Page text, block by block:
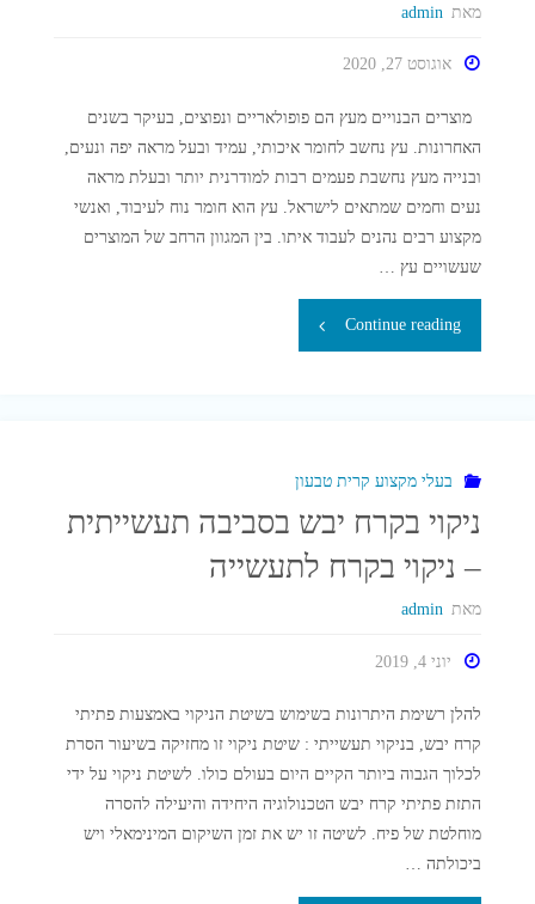
מאת admin
אוגוסט 27, 2020
מוצרים הבנויים מעץ הם פופולאריים ונפוצים, בעיקר בשנים
האחרונות. עץ נחשב לחומר איכותי, עמיד ובעל מראה יפה ונעים,
ובנייה מעץ נחשבת פעמים רבות למודרנית יותר ובעלת מראה
נעים וחמים שמתאים לישראל. עץ הוא חומר נוח לעיבוד, ואנשי
מקצוע רבים נהנים לעבוד איתו. בין המגוון הרחב של המוצרים
שעשויים עץ …
Continue reading"פרגולות
דקים
,
גדרות
בעלי מקצוע קרית טבעון
ניקוי בקרח יבש בסביבה תעשייתית
– ניקוי בקרח לתעשייה
מאת admin
יוני 4, 2019
להלן רשימת היתרונות בשימוש בשיטת הניקוי באמצעות פתיתי
קרח יבש, בניקוי תעשייתי : שיטת ניקוי זו מחזיקה בשיעור הסרת
לכלוך הגבוה ביותר הקיים היום בעולם כולו. לשיטת ניקוי על ידי
התזת פתיתי קרח יבש הטכנולוגיה היחידה והיעילה להסרה
מוחלטת של פיח. לשיטה זו יש את זמן השיקום המינימאלי ויש
ביכולתה …